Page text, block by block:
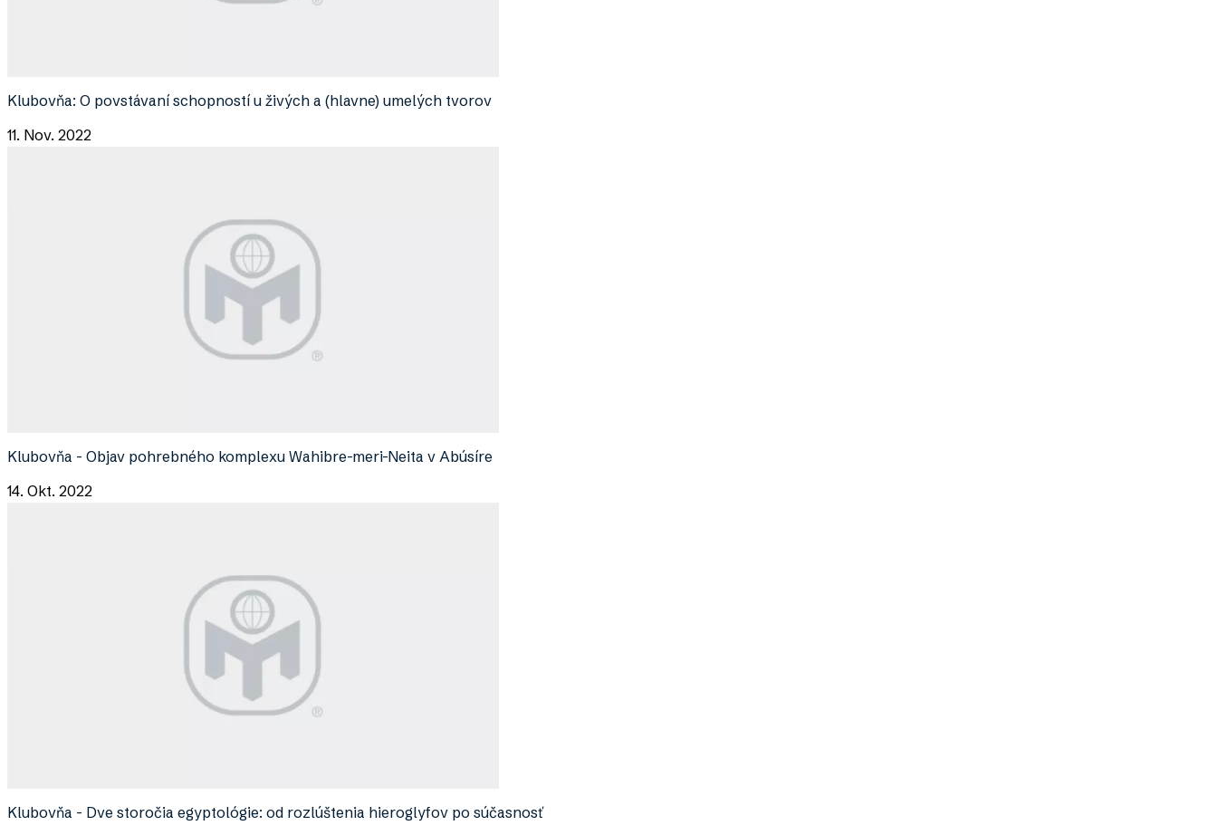
Klubovňa: O povstávaní schopností u živých a (hlavne) umelých tvorov
11. Nov. 2022
Klubovňa - Objav pohrebného komplexu Wahibre-meri-Neita v Abúsíre
14. Okt. 2022
Klubovňa - Dve storočia egyptológie: od rozlúštenia hieroglyfov po súčasnosť